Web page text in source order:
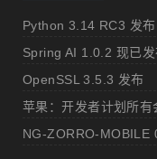
Python 3.14 RC3 发布
Spring AI 1.0.2 现已发
OpenSSL 3.5.3 发布
苹果：开发者计划所